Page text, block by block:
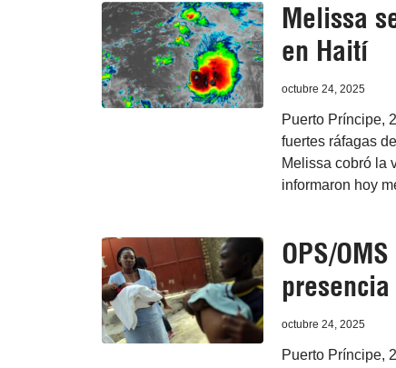
Melissa
en Haití
octubre 24, 2025
Puerto Príncipe,
fuertes ráfagas
Melissa cobró la
informaron hoy
OPS/
octubre 24, 2025
Puerto Príncipe,